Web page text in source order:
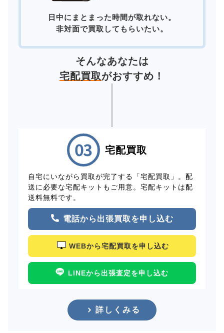
日中にまとまった時間が取れない。
非対面で買取してもらいたい。
そんなあなたは
宅配買取がおすすめ！
宅配買取
自宅にいながら買取が完了する「宅配買取」。配
送に必要な宅配キットもご用意。宅配キットは配
送料無料です。
電話から出張買取を申し込む
WEBから宅配買取を申し込む
LINEから出張査定を申し込む
詳しくみる